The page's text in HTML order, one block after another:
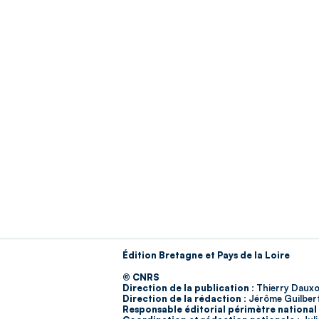
Édition Bretagne et Pays de la Loire
© CNRS
Direction de la publication : Thierry
Direction de la rédaction : Jérôme
Responsable éditorial périmètre national